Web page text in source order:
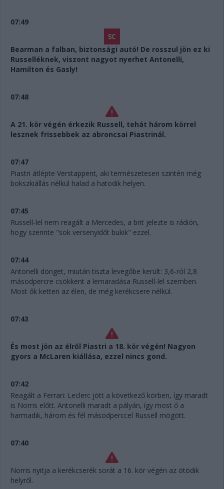
07:49
Bearman a falban, biztonsági autó! De rosszul jön ez ki
Russelléknek, viszont nagyot nyerhet Antonelli,
Hamilton és Gasly!
07:48
A 21. kör végén érkezik Russell, tehát három körrel
lesznek frissebbek az abroncsai Piastrinál.
07:47
Piastri átlépte Verstappent, aki természetesen szintén még
bokszkiállás nélkül halad a hatodik helyen.
07:45
Russell-lel nem reagált a Mercedes, a brit jelezte is rádión,
hogy szerinte "sok versenyidőt bukik" ezzel.
07:44
Antonelli dönget, miután tiszta levegőbe került: 3,6-ról 2,8
másodpercre csökkent a lemaradása Russell-lel szemben.
Most ők ketten az élen, de még kerékcsere nélkül.
07:43
És most jön az élről Piastri a 18. kör végén! Nagyon
gyors a McLaren kiállása, ezzel nincs gond.
07:42
Reagált a Ferrari: Leclerc jött a következő körben, így maradt
is Norris előtt. Antonelli maradt a pályán, így most ő a
harmadik, három és fél másodperccel Russell mögött.
07:40
Norris nyitja a kerékcserék sorát a 16. kör végén az ötödik
helyről.